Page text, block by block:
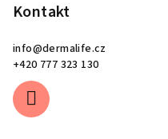
Kontakt
info@dermalife.cz
+420 777 323 130